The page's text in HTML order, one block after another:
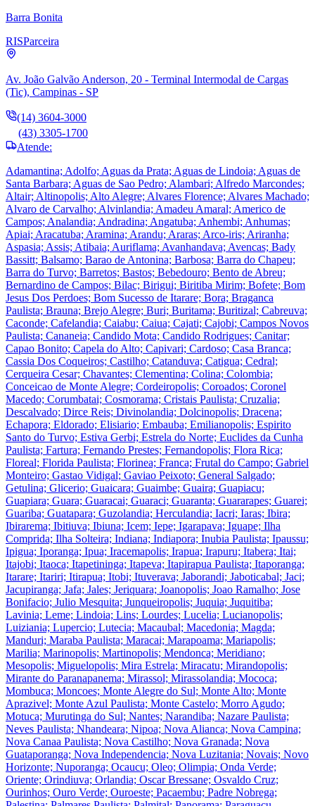
Barra Bonita
RISParceira
Av. João Galvão Anderson, 20 - Terminal Intermodal de Cargas
(Tic), Campinas - SP
(14) 3604-3000
(43) 3305-1700
Atende:
Adamantina; Adolfo; Aguas da Prata; Aguas de Lindoia; Aguas de
Santa Barbara; Aguas de Sao Pedro; Alambari; Alfredo Marcondes;
Altair; Altinopolis; Alto Alegre; Alvares Florence; Alvares Machado;
Alvaro de Carvalho; Alvinlandia; Amadeu Amaral; Americo de
Campos; Analandia; Andradina; Angatuba; Anhembi; Anhumas;
Apiai; Aracatuba; Aramina; Arandu; Araras; Arco-iris; Ariranha;
Aspasia; Assis; Atibaia; Auriflama; Avanhandava; Avencas; Bady
Bassitt; Balsamo; Barao de Antonina; Barbosa; Barra do Chapeu;
Barra do Turvo; Barretos; Bastos; Bebedouro; Bento de Abreu;
Bernardino de Campos; Bilac; Birigui; Biritiba Mirim; Bofete; Bom
Jesus Dos Perdoes; Bom Sucesso de Itarare; Bora; Braganca
Paulista; Brauna; Brejo Alegre; Buri; Buritama; Buritizal; Cabreuva;
Caconde; Cafelandia; Caiabu; Caiua; Cajati; Cajobi; Campos Novos
Paulista; Cananeia; Candido Mota; Candido Rodrigues; Canitar;
Capao Bonito; Capela do Alto; Capivari; Cardoso; Casa Branca;
Cassia Dos Coqueiros; Castilho; Catanduva; Catigua; Cedral;
Cerqueira Cesar; Chavantes; Clementina; Colina; Colombia;
Conceicao de Monte Alegre; Cordeiropolis; Coroados; Coronel
Macedo; Corumbatai; Cosmorama; Cristais Paulista; Cruzalia;
Descalvado; Dirce Reis; Divinolandia; Dolcinopolis; Dracena;
Echapora; Eldorado; Elisiario; Embauba; Emilianopolis; Espirito
Santo do Turvo; Estiva Gerbi; Estrela do Norte; Euclides da Cunha
Paulista; Fartura; Fernando Prestes; Fernandopolis; Flora Rica;
Floreal; Florida Paulista; Florinea; Franca; Frutal do Campo; Gabriel
Monteiro; Gastao Vidigal; Gaviao Peixoto; General Salgado;
Getulina; Glicerio; Guaicara; Guaimbe; Guaira; Guapiacu;
Guapiara; Guara; Guaracai; Guaraci; Guaranta; Guararapes; Guarei;
Guariba; Guatapara; Guzolandia; Herculandia; Iacri; Iaras; Ibira;
Ibirarema; Ibitiuva; Ibiuna; Icem; Iepe; Igarapava; Iguape; Ilha
Comprida; Ilha Solteira; Indiana; Indiapora; Inubia Paulista; Ipaussu;
Ipigua; Iporanga; Ipua; Iracemapolis; Irapua; Irapuru; Itabera; Itai;
Itajobi; Itaoca; Itapetininga; Itapeva; Itapirapua Paulista; Itaporanga;
Itarare; Itariri; Itirapua; Itobi; Ituverava; Jaborandi; Jaboticabal; Jaci;
Jacupiranga; Jafa; Jales; Jeriquara; Joanopolis; Joao Ramalho; Jose
Bonifacio; Julio Mesquita; Junqueiropolis; Juquia; Juquitiba;
Lavinia; Leme; Lindoia; Lins; Lourdes; Lucelia; Lucianopolis;
Luiziania; Lupercio; Lutecia; Macaubal; Macedonia; Magda;
Manduri; Maraba Paulista; Maracai; Marapoama; Mariapolis;
Marilia; Marinopolis; Martinopolis; Mendonca; Meridiano;
Mesopolis; Miguelopolis; Mira Estrela; Miracatu; Mirandopolis;
Mirante do Paranapanema; Mirassol; Mirassolandia; Mococa;
Mombuca; Moncoes; Monte Alegre do Sul; Monte Alto; Monte
Aprazivel; Monte Azul Paulista; Monte Castelo; Morro Agudo;
Motuca; Murutinga do Sul; Nantes; Narandiba; Nazare Paulista;
Neves Paulista; Nhandeara; Nipoa; Nova Alianca; Nova Campina;
Nova Canaa Paulista; Nova Castilho; Nova Granada; Nova
Guataporanga; Nova Independencia; Nova Luzitania; Novais; Novo
Horizonte; Nuporanga; Ocaucu; Oleo; Olimpia; Onda Verde;
Oriente; Orindiuva; Orlandia; Oscar Bressane; Osvaldo Cruz;
Ourinhos; Ouro Verde; Ouroeste; Pacaembu; Padre Nobrega;